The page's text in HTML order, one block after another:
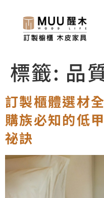
標籤: 品
訂製櫃體選材
購族必知的低
祕訣